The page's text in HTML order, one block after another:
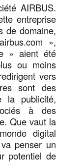
AIRBUS.
entreprise
de domaine,
»,
» aient été
ou moins
vers
sont des
la publicité,
à des
Que vaut la
digital
penser un
potentiel de